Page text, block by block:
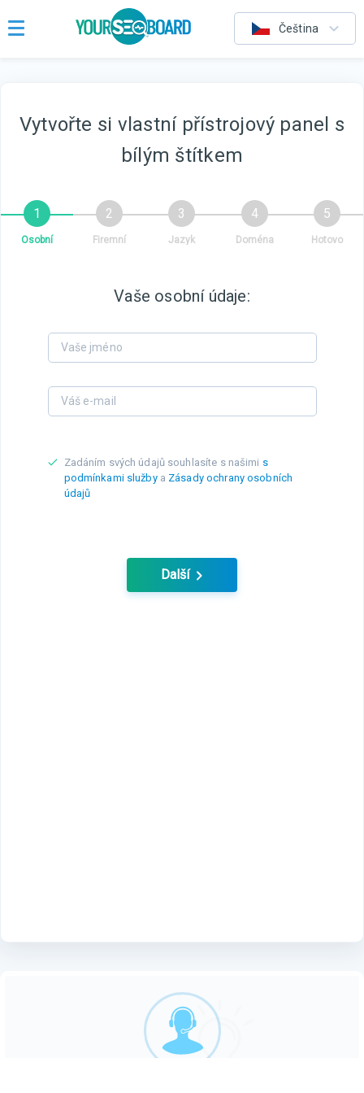
Čeština
Vytvořte si vlastní přístrojový panel s
bílým štítkem
Osobní Firemní Jazyk Doména Hotovo
Vaše osobní údaje:
Zadáním svých údajů souhlasíte s našimi s
podmínkami službya Zásady ochrany osobních
údajů
Další